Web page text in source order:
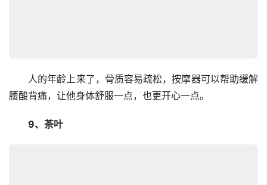
人的年龄上来了，骨质容易疏松，按摩器可以帮助缓解
腰酸背痛，让他身体舒服一点，也更开心一点。
9、茶叶